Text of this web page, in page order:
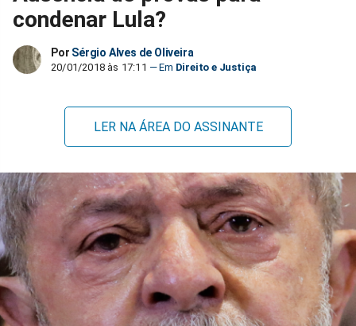
no
Facebook
no
Whatsapp
no
Twitter
no
Messenger
no
condenar Lula?
Por Sérgio Alves de Oliveira
20/01/2018 às 17:11 Direito e Justiça
LER NA ÁREA DO ASSINANTE